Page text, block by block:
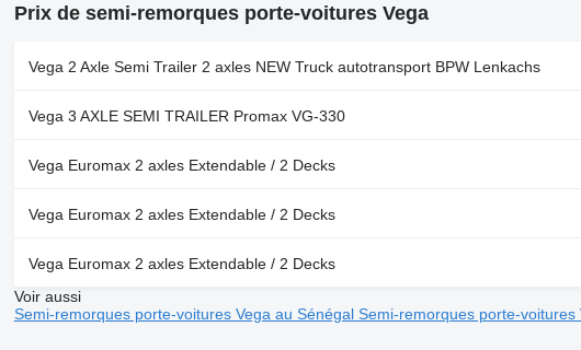
Prix de semi-remorques porte-voitures Vega
Vega 2 Axle Semi Trailer 2 axles NEW Truck autotransport BPW Lenkachs
Vega 3 AXLE SEMI TRAILER Promax VG-330
Vega Euromax 2 axles Extendable / 2 Decks
Vega Euromax 2 axles Extendable / 2 Decks
Vega Euromax 2 axles Extendable / 2 Decks
Voir aussi
Semi-remorques porte-voitures Vega au Sénégal Semi-remorques porte-voitures